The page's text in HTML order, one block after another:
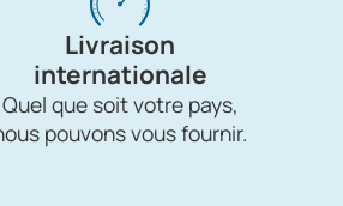
Livraison
internationale
Quel que soit votre pays,
pouvons vous fournir.